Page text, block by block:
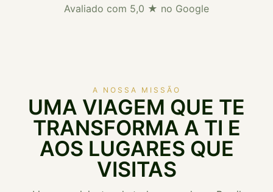
Avaliado com 5,0 ★ no Google
A NOSSA MISSÃO
UMA VIAGEM QUE TE
TRANSFORMA A TI E
AOS LUGARES QUE
VISITAS